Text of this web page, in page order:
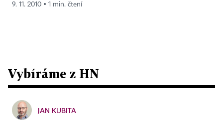
9. 11. 2010 ▪ 1 min. čtení
Vybíráme z HN
JAN KUBITA